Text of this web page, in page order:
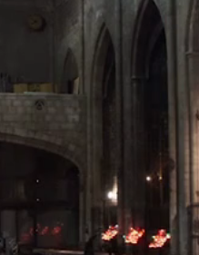
SERVICIOS